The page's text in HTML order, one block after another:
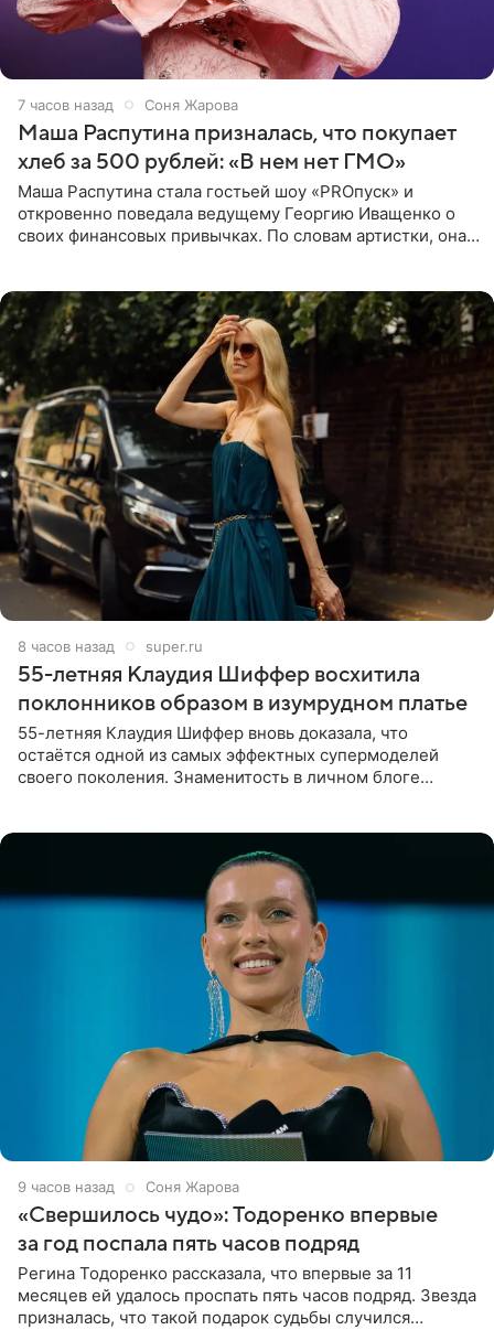
7 часов назад Соня Жарова
Маша Распутина призналась, что покупает
хлеб за 500 рублей: «В нем нет ГМО»
Маша Распутина стала гостьей шоу «PROпуск» и
откровенно поведала ведущему Георгию Иващенко о
своих финансовых привычках. По словам артистки, она
8 часов назад super.ru
55-летняя Клаудия Шиффер восхитила
поклонников образом в изумрудном платье
55-летняя Клаудия Шиффер вновь доказала, что
остаётся одной из самых эффектных супермоделей
своего поколения. Знаменитость в личном блоге
9 часов назад Соня Жарова
«Свершилось чудо»: Тодоренко впервые
за год поспала пять часов подряд
Регина Тодоренко рассказала, что впервые за 11
месяцев ей удалось проспать пять часов подряд. Звезда
призналась, что такой подарок судьбы случился